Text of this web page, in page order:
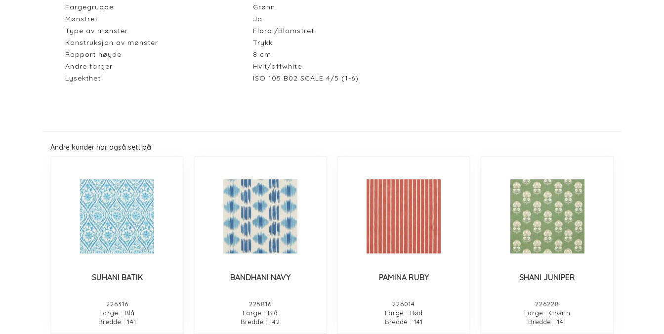
Fargegruppe
Grønn
Mønstret
Ja
Type av mønster
Floral/Blomstret
Konstruksjon av mønster
Trykk
Rapport høyde
8 cm
Andre farger
Hvit/offwhite
Lysekthet
ISO 105 B02 SCALE 4/5 (1-6)
Andre kunder har også sett på
SUHANI BATIK
226316
Farge : Blå
Bredde : 141
BANDHANI NAVY
225816
Farge : Blå
Bredde : 142
PAMINA RUBY
226014
Farge : Rød
Bredde : 141
SHANI JUNIPER
226228
Farge : Grønn
Bredde : 141